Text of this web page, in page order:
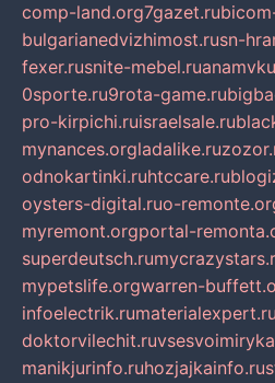
comp-land.org7gazet.ru
bulgarianedvizhimost.rusn-
fexer.rusnite-mebel.ru
0sporte.ru9rota-game.ru
pro-kirpichi.ruisraelsale.ru
mynances.orgladalike.ru
odnokartinki.ruhtccare.ru
oysters-digital.ruo-
myremont.orgportal-
superdeutsch.ru
mypetslife.orgwarren-
infoelectrik.rumaterialexpert.ru
doktorvilechit.ru
manikjurinfo.ruhozjajkainfo.ru